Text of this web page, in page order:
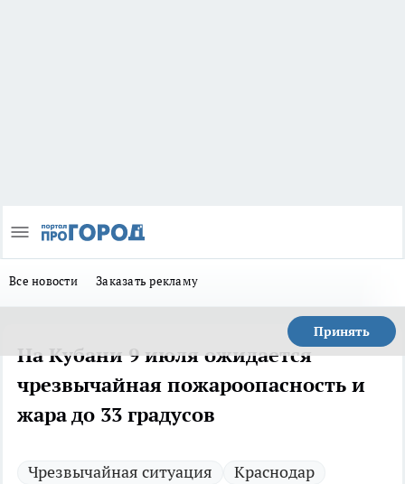
Все новости Заказать рекламу
Принять
На Кубани 9 июля ожидается
чрезвычайная пожароопасность и
жара до 33 градусов
Чрезвычайная ситуация
Краснодар